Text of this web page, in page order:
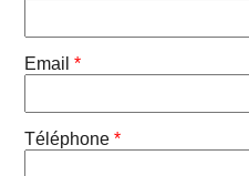
Email*
Téléphone*